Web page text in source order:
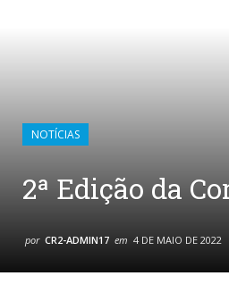
NOTÍCIAS
2ª Edição da
por CR2-ADMIN17 em 4 DE MAIO DE 2022